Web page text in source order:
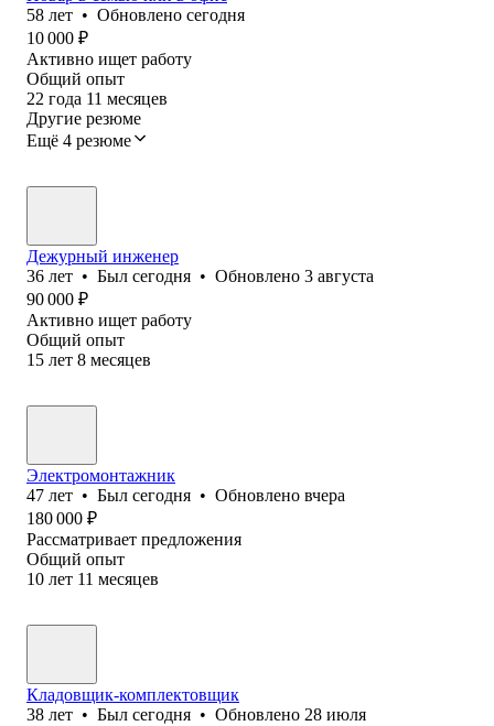
58 лет • Обновлено сегодня
10 000 ₽
Активно ищет работу
Общий опыт
22 года 11 месяцев
Другие резюме
Ещё 4 резюме
Дежурный инженер
36 лет • Был сегодня • Обновлено 3 августа
90 000 ₽
Активно ищет работу
Общий опыт
15 лет 8 месяцев
Электромонтажник
47 лет • Был сегодня • Обновлено вчера
180 000 ₽
Рассматривает предложения
Общий опыт
10 лет 11 месяцев
Кладовщик-комплектовщик
38 лет • Был сегодня • Обновлено 28 июля